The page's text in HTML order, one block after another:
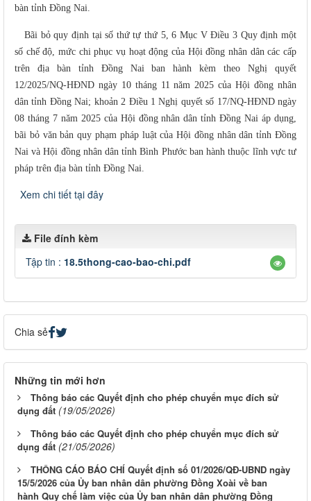
bàn tỉnh Đồng Nai.
Bãi bỏ quy định tại số thứ tự thứ 5, 6 Mục V Điều 3 Quy định một
số chế độ, mức chi phục vụ hoạt động của Hội đồng nhân dân các cấp
trên địa bàn tỉnh Đồng Nai ban hành kèm theo Nghị quyết
12/2025/NQ-HĐND ngày 10 tháng 11 năm 2025 của Hội đồng nhân
dân tỉnh Đồng Nai; khoản 2 Điều 1 Nghị quyết số 17/NQ-HĐND ngày
08 tháng 7 năm 2025 của Hội đồng nhân dân tỉnh Đồng Nai áp dụng,
bãi bỏ văn bản quy phạm pháp luật của Hội đồng nhân dân tỉnh Đồng
Nai và Hội đồng nhân dân tỉnh Bình Phước ban hành thuộc lĩnh vực tư
pháp trên địa bàn tỉnh Đồng Nai.
Xem chi tiết tại đây
File đính kèm
Tập tin : 18.5thong-cao-bao-chi.pdf
Chia sẻ
Những tin mới hơn
Thông báo các Quyết định cho phép chuyển mục đích sử
dụng đất (19/05/2026)
Thông báo các Quyết định cho phép chuyển mục đích sử
dụng đất (21/05/2026)
THÔNG CÁO BÁO CHÍ Quyết định số 01/2026/QĐ-UBND ngày
15/5/2026 của Ủy ban nhân dân phường Đồng Xoài về ban
hành Quy chế làm việc của Ủy ban nhân dân phường Đồng